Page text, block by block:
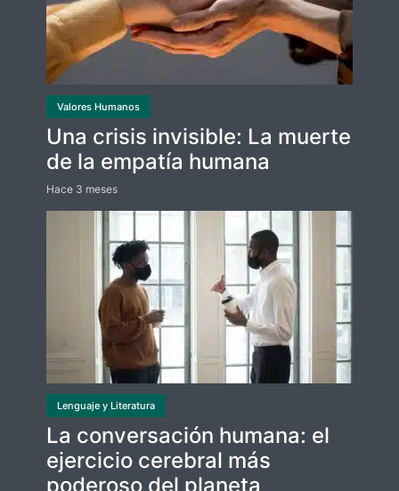
Valores Humanos
Una crisis invisible: La muerte
de la empatía humana
Hace 3 meses
Lenguaje y Literatura
La conversación humana: el
ejercicio cerebral más
poderoso del planeta